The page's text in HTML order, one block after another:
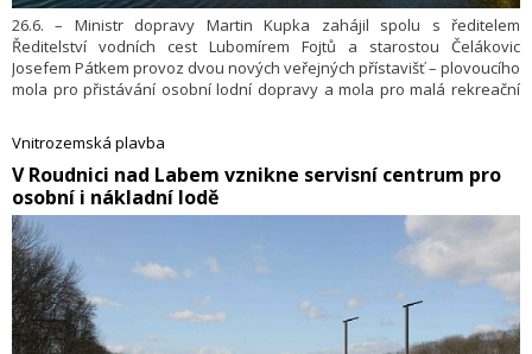
26.6. – Ministr dopravy Martin Kupka zahájil spolu s ředitelem
Ředitelství vodních cest Lubomírem Fojtů a starostou Čelákovic
Josefem Pátkem provoz dvou nových veřejných přístavišť – plovoucího
mola pro přistávání osobní lodní dopravy a mola pro malá rekreační
přístavišť, kterou v rámci podpory rekreační plavby intenzivně buduje
Ředitelství vodních cest ČR. Zároveň jsou prvním veřejným
přístavištěm malých plavidel ve Středočeském kraji.
Vnitrozemská plavba
​V Roudnici nad Labem vznikne servisní centrum pro
osobní i nákladní lodě